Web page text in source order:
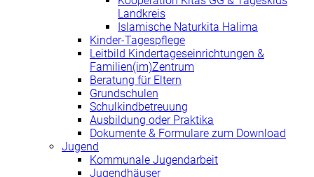
Landkreis
Islamische Naturkita Halima
Kinder-Tagespflege
Leitbild Kindertageseinrichtungen &
Familien(im)Zentrum
Beratung für Eltern
Grundschulen
Schulkindbetreuung
Ausbildung oder Praktika
Dokumente & Formulare zum Download
Jugend
Kommunale Jugendarbeit
Jugendhäuser